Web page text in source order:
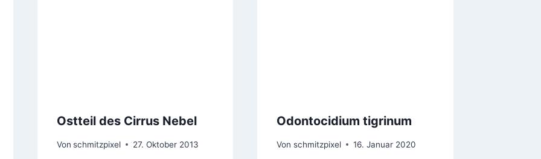
Ostteil des Cirrus Nebel
Von schmitzpixel 27. Oktober 2013
Odontocidium tigrinum
Von schmitzpixel 16. Januar 2020